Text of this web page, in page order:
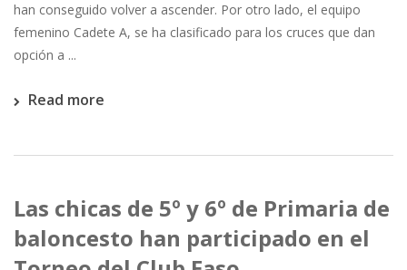
han conseguido volver a ascender. Por otro lado, el equipo
femenino Cadete A, se ha clasificado para los cruces que dan
opción a ...
Read more
Las chicas de 5º y 6º de Primaria de
baloncesto han participado en el